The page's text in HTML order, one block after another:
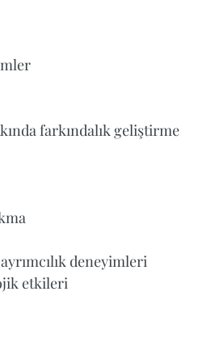
farkındalık geliştirme
deneyimleri
etkileri